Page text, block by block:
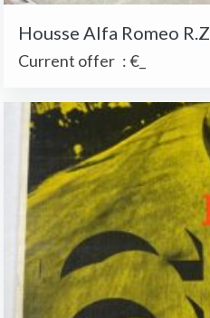
Housse Alfa Romeo R.Z
Current offer :€_